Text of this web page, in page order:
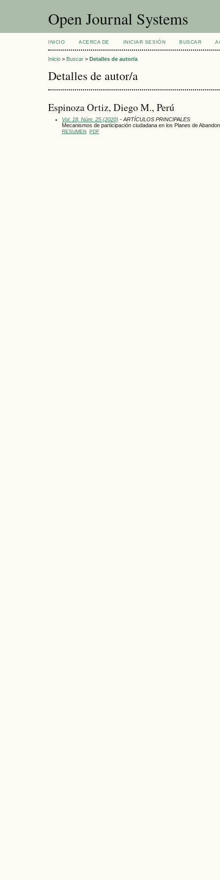
Open Journal Systems
INICIO ACERCA DE INICIAR SESIÓN BUSCAR
Inicio > Buscar > Detalles de autor/a
Detalles de autor/a
Espinoza Ortiz, Diego M., Perú
Vol. 18, Núm. 25 (2020) - ARTÍCULOS PRINCIPALES
Mecanismos de participación ciudadana en los Planes de
RESUMEN PDF